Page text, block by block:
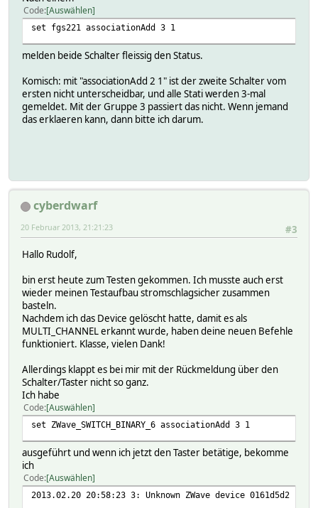
Code Auswählen
set fgs221 associationAdd 3 1
melden beide Schalter fleissig den Status.
Komisch: mit "associationAdd 2 1" ist der zweite Schalter vom
ersten nicht unterscheidbar, und alle Stati werden 3-mal
gemeldet. Mit der Gruppe 3 passiert das nicht. Wenn jemand
das erklaeren kann, dann bitte ich darum.
cyberdwarf
#3
20 Februar 2013, 21:21:23
Hallo Rudolf,
bin erst heute zum Testen gekommen. Ich musste auch erst
wieder meinen Testaufbau stromschlagsicher zusammen
basteln.
Nachdem ich das Device gelöscht hatte, damit es als
MULTI_CHANNEL erkannt wurde, haben deine neuen Befehle
funktioniert. Klasse, vielen Dank!
Allerdings klappt es bei mir mit der Rückmeldung über den
Schalter/Taster nicht so ganz.
Ich habe
Code Auswählen
set ZWave_SWITCH_BINARY_6 associationAdd 3 1
ausgeführt und wenn ich jetzt den Taster betätige, bekomme
ich
Code Auswählen
2013.02.20 20:58:23 3: Unknown ZWave device 0161d5d2